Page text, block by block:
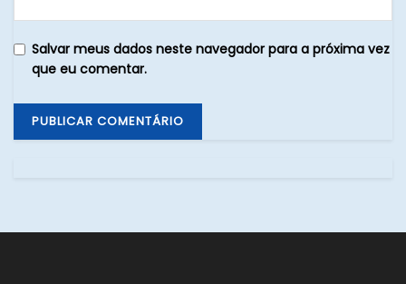
Salvar meus dados neste navegador para a próxima vez
que eu comentar.